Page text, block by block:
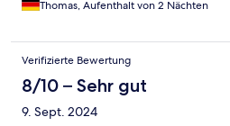
Thomas, Aufenthalt von 2 Nächten
Verifizierte Bewertung
8/10 – Sehr gut
9. Sept. 2024